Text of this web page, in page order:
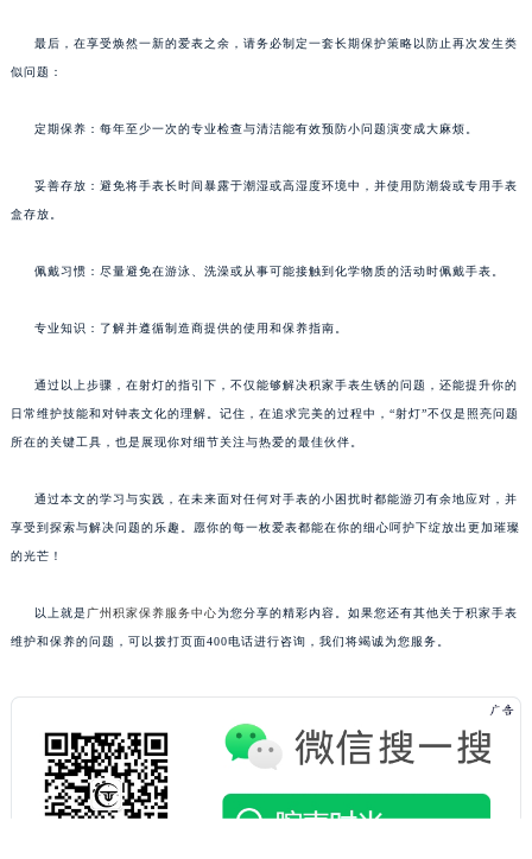
最后，在享受焕然一新的爱表之余，请务必制定一套长期保护策略以防止再次发生类
似问题：
定期保养：每年至少一次的专业检查与清洁能有效预防小问题演变成大麻烦。
妥善存放：避免将手表长时间暴露于潮湿或高湿度环境中，并使用防潮袋或专用手表
盒存放。
佩戴习惯：尽量避免在游泳、洗澡或从事可能接触到化学物质的活动时佩戴手表。
专业知识：了解并遵循制造商提供的使用和保养指南。
通过以上步骤，在射灯的指引下，不仅能够解决积家手表生锈的问题，还能提升你的
日常维护技能和对钟表文化的理解。记住，在追求完美的过程中，“射灯”不仅是照亮问题
所在的关键工具，也是展现你对细节关注与热爱的最佳伙伴。
通过本文的学习与实践，在未来面对任何对手表的小困扰时都能游刃有余地应对，并
享受到探索与解决问题的乐趣。愿你的每一枚爱表都能在你的细心呵护下绽放出更加璀璨
的光芒！
以上就是 广州积家保养服务中心为您分享的精彩内容。如果您还有其他关于积家手表
维护和保养的问题，可以拨打页面400电话进行咨询，我们将竭诚为您服务。